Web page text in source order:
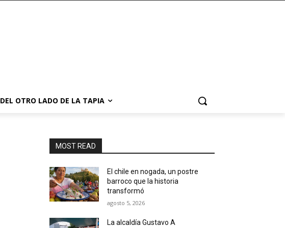
DEL OTRO LADO DE LA TAPIA
MOST READ
El chile en nogada, un postre
barroco que la historia
transformó
agosto 5, 2026
La alcaldía Gustavo A